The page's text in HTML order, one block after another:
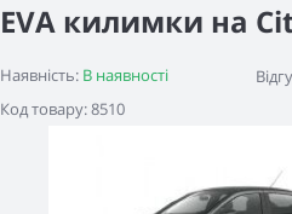
EVA килимки на
Наявність: В наявності
Код товару: 8510